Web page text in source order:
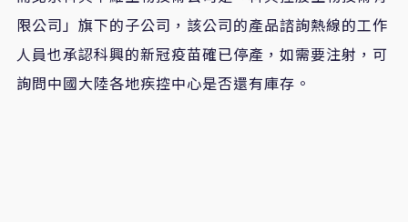
限公司」旗下的子公司，該公司的產品諮詢熱線的工作
人員也承認科興的新冠疫苗確已停產，如需要注射，可
詢問中國大陸各地疾控中心是否還有庫存。